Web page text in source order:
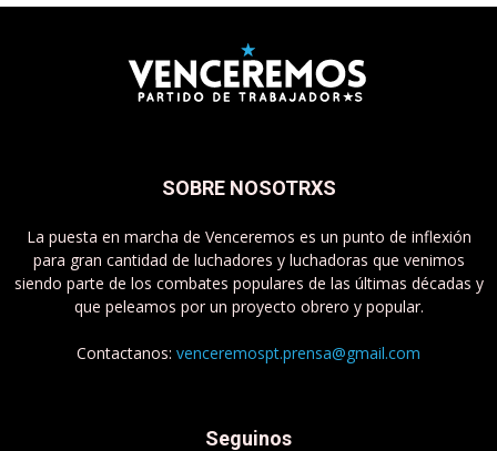
SOBRE NOSOTRXS
La puesta en marcha de Venceremos es un punto de inflexión
para gran cantidad de luchadores y luchadoras que venimos
siendo parte de los combates populares de las últimas décadas y
que peleamos por un proyecto obrero y popular.
Contactanos: venceremospt.prensa@gmail.com
Seguinos